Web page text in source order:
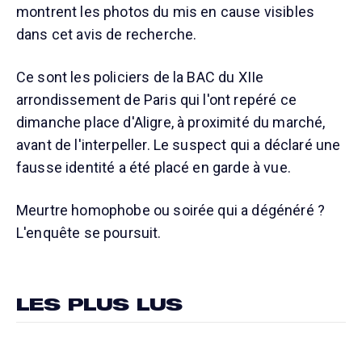
montrent les photos du mis en cause visibles
dans cet avis de recherche.
Ce sont les policiers de la BAC du XIIe
arrondissement de Paris qui l'ont repéré ce
dimanche place d'Aligre, à proximité du marché,
avant de l'interpeller. Le suspect qui a déclaré une
fausse identité a été placé en garde à vue.
Meurtre homophobe ou soirée qui a dégénéré ?
L'enquête se poursuit.
LES PLUS LUS